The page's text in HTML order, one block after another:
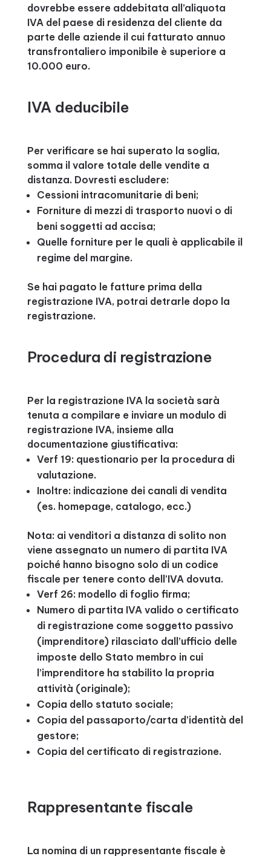
dovrebbe essere addebitata all’aliquota
IVA del paese di residenza del cliente da
parte delle aziende il cui fatturato annuo
transfrontaliero imponibile è superiore a
10.000 euro.
IVA deducibile
Per verificare se hai superato la soglia,
somma il valore totale delle vendite a
distanza. Dovresti escludere:
Cessioni intracomunitarie di beni;
Forniture di mezzi di trasporto nuovi o di
beni soggetti ad accisa;
Quelle forniture per le quali è applicabile il
regime del margine.
Se hai pagato le fatture prima della
registrazione IVA, potrai detrarle dopo la
registrazione.
Procedura di registrazione
Per la registrazione IVA la società sarà
tenuta a compilare e inviare un modulo di
registrazione IVA, insieme alla
documentazione giustificativa:
Verf 19: questionario per la procedura di
valutazione.
Inoltre: indicazione dei canali di vendita
(es. homepage, catalogo, ecc.)
Nota: ai venditori a distanza di solito non
viene assegnato un numero di partita IVA
poiché hanno bisogno solo di un codice
fiscale per tenere conto dell’IVA dovuta.
Verf 26: modello di foglio firma;
Numero di partita IVA valido o certificato
di registrazione come soggetto passivo
(imprenditore) rilasciato dall’ufficio delle
imposte dello Stato membro in cui
l’imprenditore ha stabilito la propria
attività (originale);
Copia dello statuto sociale;
Copia del passaporto/carta d’identità del
gestore;
Copia del certificato di registrazione.
Rappresentante fiscale
La nomina di un rappresentante fiscale è